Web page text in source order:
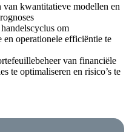
kwantitatieve modellen en
om
operationele efficiëntie te
van financiële
te optimaliseren en risico’s te